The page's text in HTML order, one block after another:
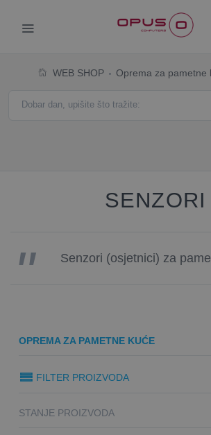
WEB SHOP Oprema za pametne
SENZORI
Senzori (osjetnici) za
OPREMA ZA PAMETNE KUĆE
FILTER PROIZVODA
STANJE PROIZVODA